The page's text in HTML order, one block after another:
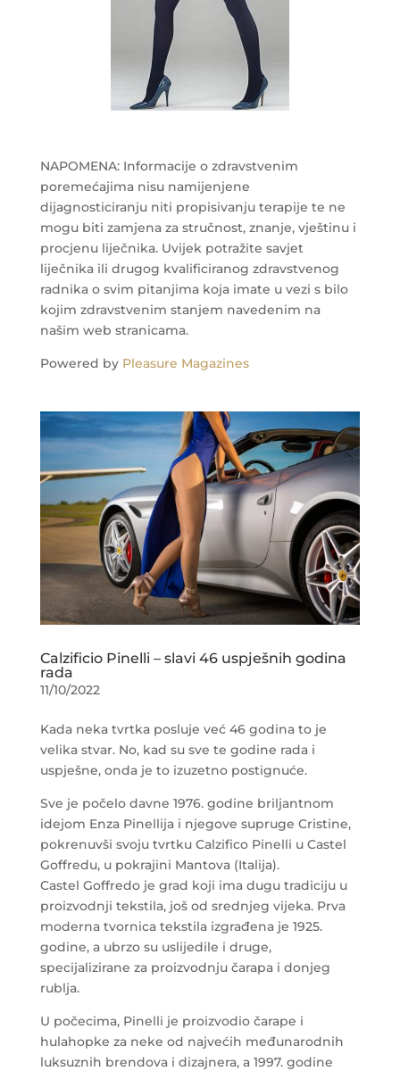
NAPOMENA: Informacije o zdravstvenim
poremećajima nisu namijenjene
dijagnosticiranju niti propisivanju terapije te ne
mogu biti zamjena za stručnost, znanje, vještinu i
procjenu liječnika. Uvijek potražite savjet
liječnika ili drugog kvalificiranog zdravstvenog
radnika o svim pitanjima koja imate u vezi s bilo
kojim zdravstvenim stanjem navedenim na
našim web stranicama.
Powered by Pleasure Magazines
Calzificio Pinelli – slavi 46 uspješnih godina
rada
11/10/2022
Kada neka tvrtka posluje već 46 godina to je
velika stvar. No, kad su sve te godine rada i
uspješne, onda je to izuzetno postignuće.
Sve je počelo davne 1976. godine briljantnom
idejom Enza Pinellija i njegove supruge Cristine,
pokrenuvši svoju tvrtku Calzifico Pinelli u Castel
Goffredu, u pokrajini Mantova (Italija).
Castel Goffredo je grad koji ima dugu tradiciju u
proizvodnji tekstila, još od srednjeg vijeka. Prva
moderna tvornica tekstila izgrađena je 1925.
godine, a ubrzo su uslijedile i druge,
specijalizirane za proizvodnju čarapa i donjeg
rublja.
U počecima, Pinelli je proizvodio čarape i
hulahopke za neke od najvećih međunarodnih
luksuznih brendova i dizajnera, a 1997. godine